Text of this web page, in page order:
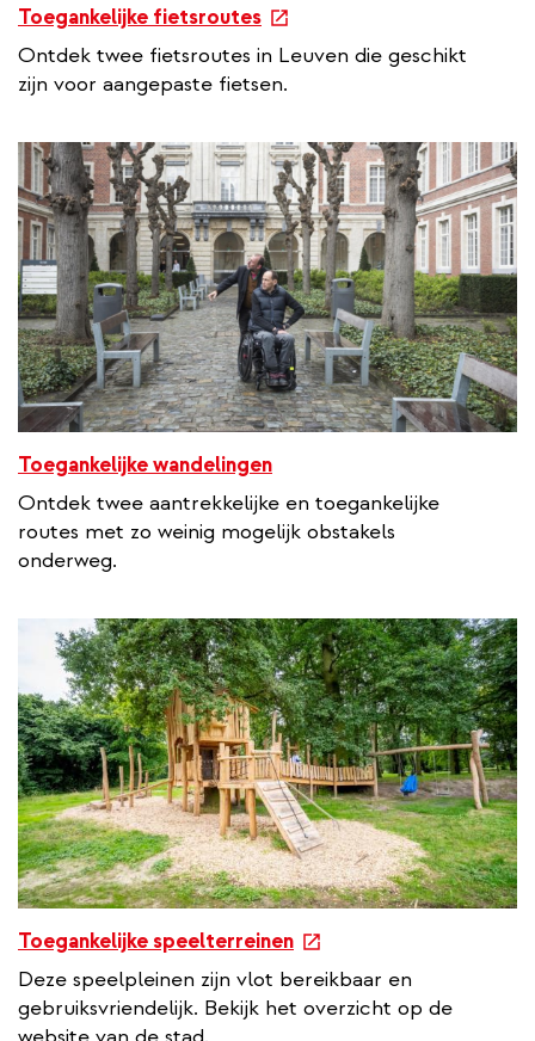
Toegankelijke fietsroutes
e
x
n
a
l
l
i
n
k
Ontdek twee fietsroutes in Leuven die geschikt
zijn voor aangepaste fietsen.
Toegankelijke wandelingen
Ontdek twee aantrekkelijke en toegankelijke
routes met zo weinig mogelijk obstakels
onderweg.
Toegankelijke speelterreinen
e
x
e
Deze speelpleinen zijn vlot bereikbaar en
gebruiksvriendelijk. Bekijk het overzicht op de